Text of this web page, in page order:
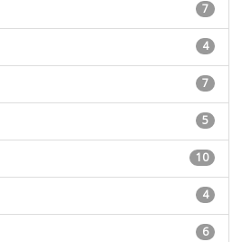
7
4
7
5
10
4
6